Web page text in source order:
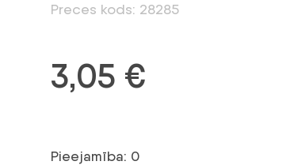
Preces kods: 28285
3,05 €
Pieejamība: 0